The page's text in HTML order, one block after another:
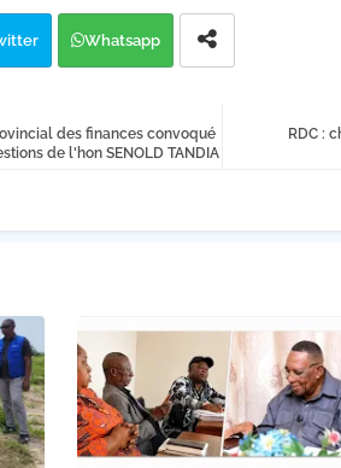
Whatsapp
RDC :
des finances convoqué
de l'hon SENOLD TANDIA